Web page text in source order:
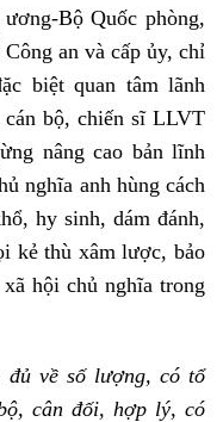
Bộ Quốc phòng,
an và cấp ủy, chỉ
biệt quan tâm lãnh
bộ, chiến sĩ LLVT
nâng cao bản lĩnh
nghĩa anh hùng cách
hy sinh, dám đánh,
kẻ thù xâm lược, bảo
hội chủ nghĩa trong
đủ về số lượng, có tổ
cân đối, hợp lý, có